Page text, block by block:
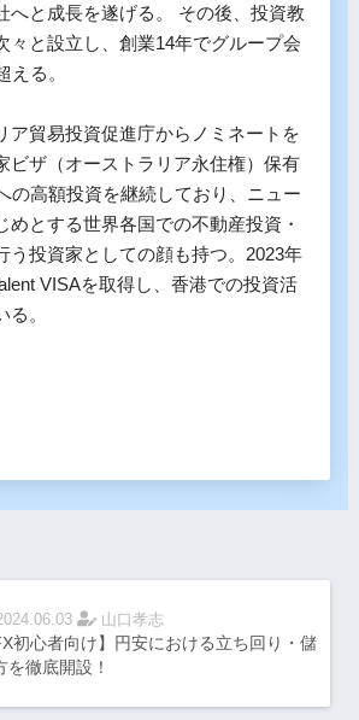
へと成長を遂げる。 その後、投資教
々と設立し、創業14年でグループ会
える。
ア貿易投資促進庁からノミネートを
ビザ（オーストラリア永住権）保有
の高額投資を継続しており、ニュー
めとする世界各国での不動産投資・
う投資家としての顔も持つ。2023年
VISAを取得し、香港での投資活
。
山口孝志
初心者向け】円安における立ち回り・儲
を徹底開設！